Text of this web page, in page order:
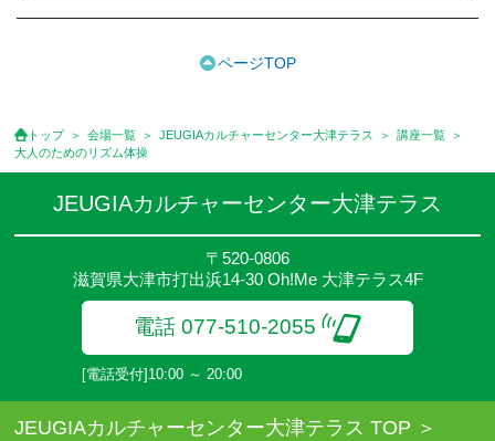
ております。また一部の講座では別途傷害保険料も含まれており
●資格認定講座の試験料・認定料などは別途要しますのでお問い合
せください。
●講座は、月4回(週1回),月3回,2回,1回,臨時講座いろいろあります
のでご確認ください。
●参加人数が一定に満たない場合、体験や講座開講を中止または延
●その他、詳しい内容については、ご入会時にご説明をさせていた
だきます。
ページTOP
トップ 会場一覧 JEUGIAカルチャーセンター大津テラス
講座一覧
大人のためのリズム体操
JEUGIAカルチャーセンター大津テラス
〒520-0806
滋賀県大津市打出浜14-30 Oh!Me 大津テラス4F
電話 077-510-2055
[電話受付]10:00 ～ 20:00
JEUGIAカルチャーセンター大津テラス TOP